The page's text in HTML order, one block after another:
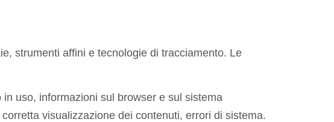
strumenti affini e tecnologie di tracciamento. Le
uso, informazioni sul browser e sul sistema
visualizzazione dei contenuti, errori di sistema.